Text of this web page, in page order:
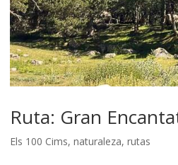
Ruta: Gran
Els 100 Cims,naturaleza,rutas